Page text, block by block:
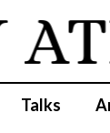
Talks